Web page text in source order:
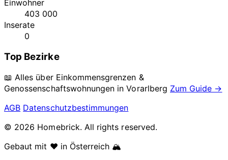
Einwohner
403 000
Inserate
0
Top Bezirke
📖 Alles über Einkommensgrenzen &
Genossenschaftswohnungen inVorarlberg Zum Guide →
AGB Datenschutzbestimmungen
© 2026 Homebrick. All rights reserved.
Gebaut mit ❤️ in Österreich 🏔️